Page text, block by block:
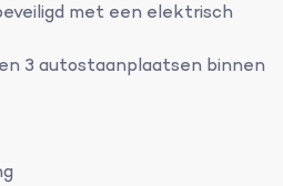
met een elektrisch
3 autostaanplaatsen binnen